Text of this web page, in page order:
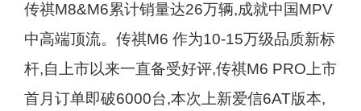
传祺M8&M6累计销量达26万辆,成就中国MPV
中高端顶流。传祺M6 作为10-15万级品质新标
杆,自上市以来一直备受好评,传祺M6 PRO上市
首月订单即破6000台,本次上新爱信6AT版本,